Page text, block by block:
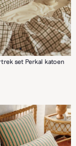
set Perkal katoen